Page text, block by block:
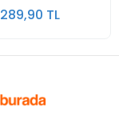
289,90 TL